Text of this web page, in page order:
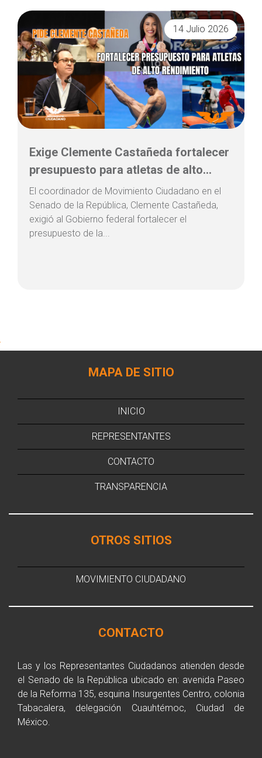
14 Julio 2026
Exige Clemente Castañeda fortalecer
presupuesto para atletas de alto...
El coordinador de Movimiento Ciudadano en el
Senado de la República, Clemente Castañeda,
exigió al Gobierno federal fortalecer el
presupuesto de la...
MAPA DE SITIO
INICIO
REPRESENTANTES
CONTACTO
TRANSPARENCIA
OTROS SITIOS
MOVIMIENTO CIUDADANO
CONTACTO
Las y los Representantes Ciudadanos atienden desde
el Senado de la República ubicado en: avenida Paseo
de la Reforma 135, esquina Insurgentes Centro, colonia
Tabacalera, delegación Cuauhtémoc, Ciudad de
México.